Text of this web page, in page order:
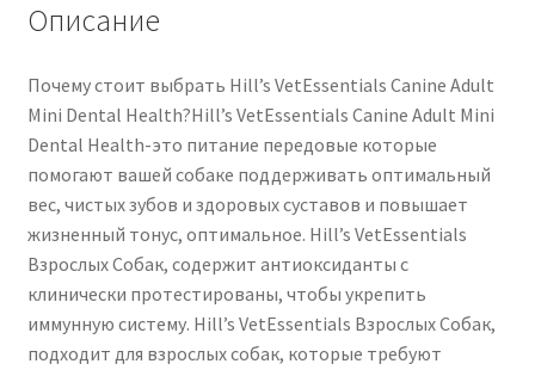
Описание
Почему стоит выбрать Hill’s VetEssentials Canine Adult
Mini Dental Health?Hill’s VetEssentials Canine Adult Mini
Dental Health-это питание передовые которые
помогают вашей собаке поддерживать оптимальный
вес, чистых зубов и здоровых суставов и повышает
жизненный тонус, оптимальное. Hill’s VetEssentials
Взрослых Собак, содержит антиоксиданты с
клинически протестированы, чтобы укрепить
иммунную систему. Hill’s VetEssentials Взрослых Собак,
подходит для взрослых собак, которые требуют